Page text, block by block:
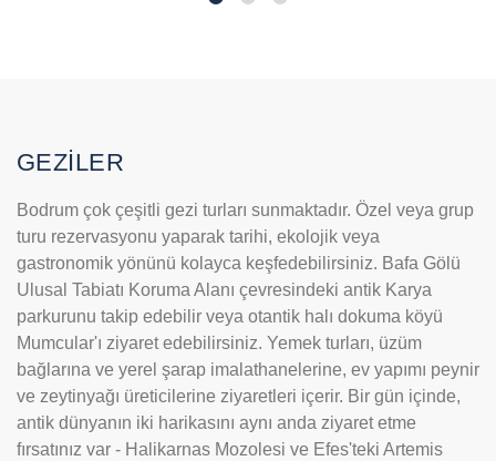
GEZİLER
Bodrum çok çeşitli gezi turları sunmaktadır. Özel veya grup
turu rezervasyonu yaparak tarihi, ekolojik veya
gastronomik yönünü kolayca keşfedebilirsiniz. Bafa Gölü
Ulusal Tabiatı Koruma Alanı çevresindeki antik Karya
parkurunu takip edebilir veya otantik halı dokuma köyü
Mumcular'ı ziyaret edebilirsiniz. Yemek turları, üzüm
bağlarına ve yerel şarap imalathanelerine, ev yapımı peynir
ve zeytinyağı üreticilerine ziyaretleri içerir. Bir gün içinde,
antik dünyanın iki harikasını aynı anda ziyaret etme
fırsatınız var - Halikarnas Mozolesi ve Efes'teki Artemis